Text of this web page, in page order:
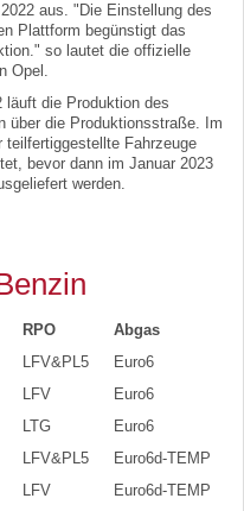
aus. "Die Einstellung des
Plattform begünstigt das
so lautet die offizielle
Opel.
läuft die Produktion des
über die Produktionsstraße. Im
teilfertiggestellte Fahrzeuge
bevor dann im Januar 2023
werden.
RPO Abgas
LFV&PL5 Euro6
LFV Euro6
LTG Euro6
LFV&PL5 Euro6d-TEMP
LFV Euro6d-TEMP